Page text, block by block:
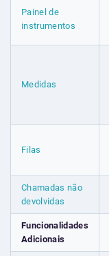
Painel de
instrumentos
Medidas
Filas
Chamadas não
devolvidas
Funcionalidades
Adicionais